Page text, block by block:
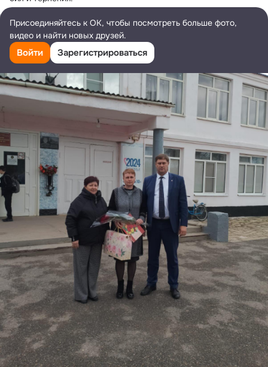
Присоединяйтесь к ОК, чтобы посмотреть больше фото,
видео и найти новых друзей.
Войти Зарегистрироваться